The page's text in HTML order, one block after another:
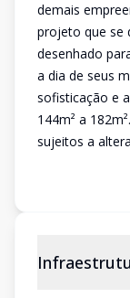
demais
projeto que se
desenhado
a dia de seus
sofisticação e
144m² a
sujeitos a